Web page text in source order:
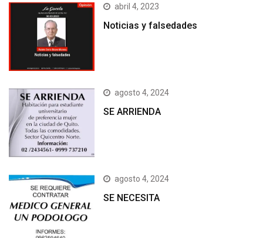
abril 4, 2023
Noticias y falsedades
agosto 4, 2024
SE ARRIENDA
agosto 4, 2024
SE NECESITA